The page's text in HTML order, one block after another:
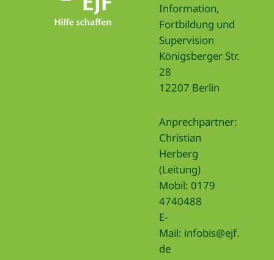
Information,
Fortbildung und
Supervision
Königsberger Str.
28
12207 Berlin
Anprechpartner:
Christian
Herberg
(Leitung)
Mobil: 0179
4740488
E-
Mail: infobis@ejf.
de